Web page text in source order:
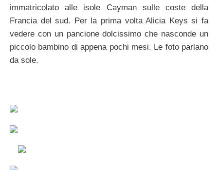
immatricolato alle isole Cayman sulle coste della
Francia del sud. Per la prima volta Alicia Keys si fa
vedere con un pancione dolcissimo che nasconde un
piccolo bambino di appena pochi mesi. Le foto parlano
da sole.